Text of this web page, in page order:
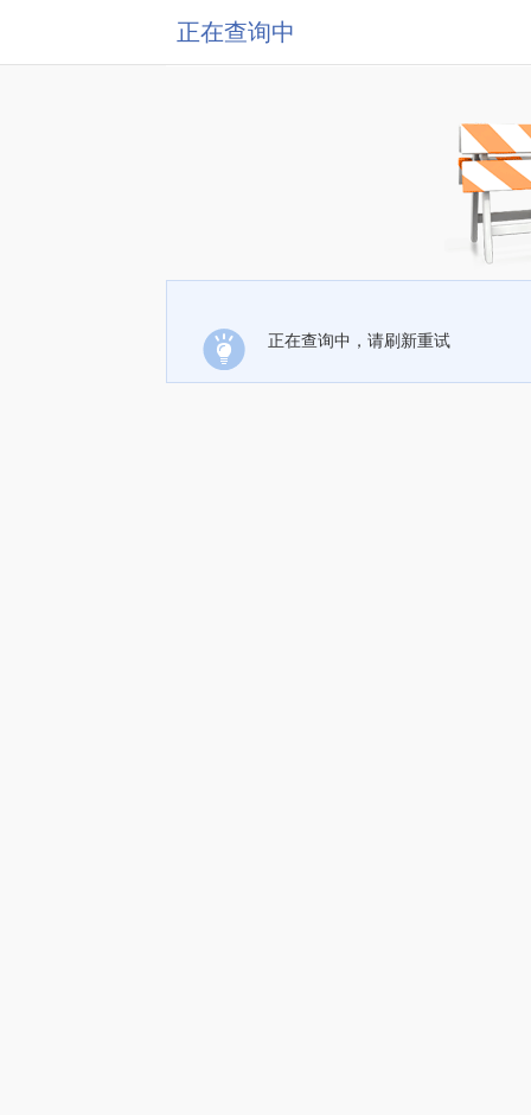
正在查询中
正在查询中，请刷新重试